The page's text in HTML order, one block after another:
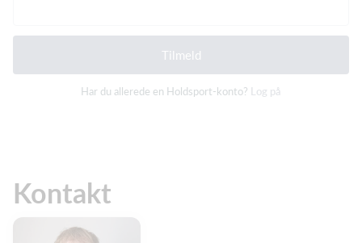
Tilmeld
Har du allerede en Holdsport-konto? Log på
Kontakt